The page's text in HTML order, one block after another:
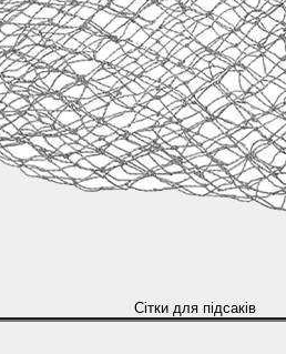
Сітки для підсаків